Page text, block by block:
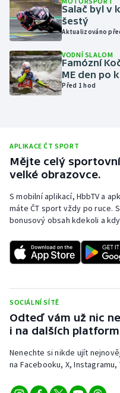
Lyže a snowboard
Motorsport
Plavání
Plážový volejbal
Ragby
Rychlobruslení
Short track
Sportovní střelba
Stolní tenis
Triatlon
Salač byl v
šestý
Aktualizováno
VODNÍ SLALOM
Famózní
ME den po
Před 1 hod
APLIKACE ČT SPORT
Mějte celý
velké obrazovce.
S mobilní aplikací, HbbTV a
máte ČT sport vždy po ruce.
bonusový obsah kdekoli a
SOCIÁLNÍ SÍTĚ
Odteď vám už nic
i na dalších
Nenechte si nikde ujít
na Facebooku, X,